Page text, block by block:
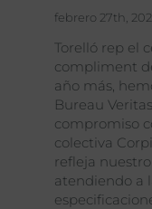
febrero 27th,
Torelló rep el
compliment
año más,
Bureau
compromiso
colectiva
refleja
atendiendo a